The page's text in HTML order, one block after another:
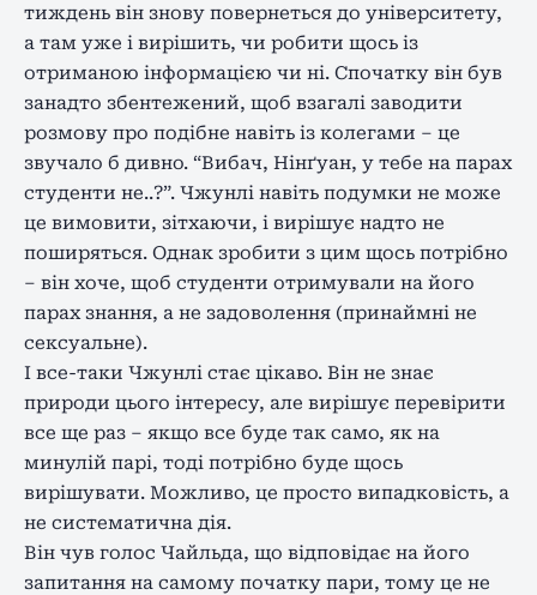
тиждень він знову повернеться до університету,
а там уже і вирішить, чи робити щось із
отриманою інформацією чи ні. Спочатку він був
занадто збентежений, щоб взагалі заводити
розмову про подібне навіть із колегами – це
звучало б дивно. “Вибач, Нінґуан, у тебе на парах
студенти не..?”. Чжунлі навіть подумки не може
це вимовити, зітхаючи, і вирішує надто не
поширяться. Однак зробити з цим щось потрібно
– він хоче, щоб студенти отримували на його
парах знання, а не задоволення (принаймні не
сексуальне).
І все-таки Чжунлі стає цікаво. Він не знає
природи цього інтересу, але вирішує перевірити
все ще раз – якщо все буде так само, як на
минулій парі, тоді потрібно буде щось
вирішувати. Можливо, це просто випадковість, а
не систематична дія.
Він чув голос Чайльда, що відповідає на його
запитання на самому початку пари, тому це не